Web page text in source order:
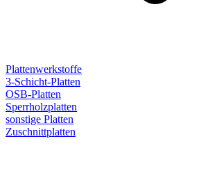
Plattenwerkstoffe
3-Schicht-Platten
OSB-Platten
Sperrholzplatten
sonstige Platten
Zuschnittplatten